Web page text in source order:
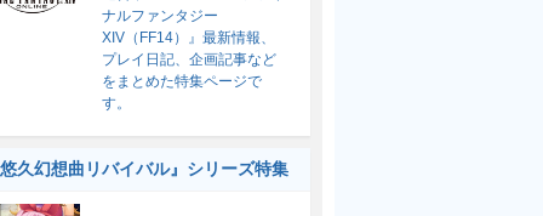
ナルファンタジー
XIV（FF14）』最新情報、
プレイ日記、企画記事など
をまとめた特集ページで
す。
久幻想曲リバイバル』シリーズ特集